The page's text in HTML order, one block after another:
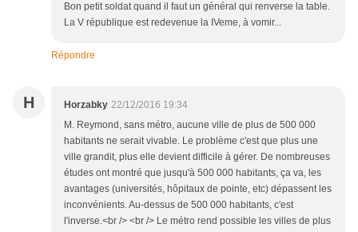
Bon petit soldat quand il faut un général qui renverse la table.
La V république est redevenue la IVeme, à vomir...
Répondre
H Horzabky 22/12/2016 19:34
M. Reymond, sans métro, aucune ville de plus de 500 000
habitants ne serait vivable. Le problème c'est que plus une
ville grandit, plus elle devient difficile à gérer. De nombreuses
études ont montré que jusqu'à 500 000 habitants, ça va, les
avantages (universités, hôpitaux de pointe, etc) dépassent les
inconvénients. Au-dessus de 500 000 habitants, c'est
l'inverse.<br /> <br /> Le métro rend possible les villes de plus